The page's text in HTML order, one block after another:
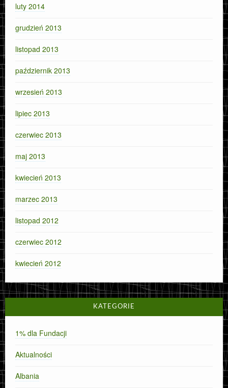
luty 2014
grudzień 2013
listopad 2013
październik 2013
wrzesień 2013
lipiec 2013
czerwiec 2013
maj 2013
kwiecień 2013
marzec 2013
listopad 2012
czerwiec 2012
kwiecień 2012
KATEGORIE
1% dla Fundacji
Aktualności
Albania